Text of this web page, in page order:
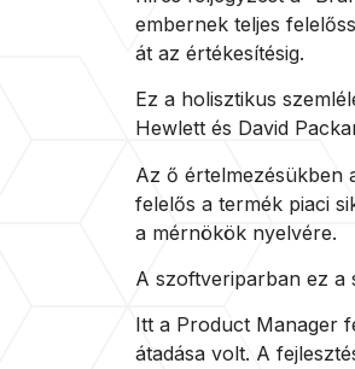
embernek teljes
át az értékesítésig.
Ez a holisztikus
Hewlett és David
Az ő értelmezésükben
felelős a termék piaci
a mérnökök nyelvére.
A szoftveriparban ez a
Itt a Product Manager
átadása volt. A